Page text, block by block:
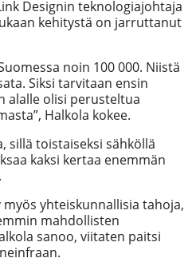
Designin teknologiajohtaja
kehitystä on jarruttanut
noin 100 000. Niistä
Siksi tarvitaan ensin
alalle olisi perusteltua
Halkola kokee.
sillä toistaiseksi sähköllä
kaksi kertaa enemmän
myös yhteiskunnallisia tahoja,
mahdollisten
sanoo, viitaten paitsi